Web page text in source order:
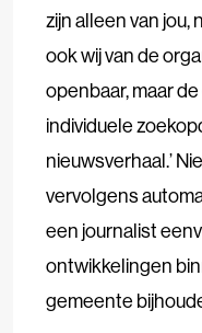
zijn alleen van jou,
ook wij van de
openbaar, maar
individuele
nieuwsverhaal.’
vervolgens
een journalist
ontwikkelingen
gemeente